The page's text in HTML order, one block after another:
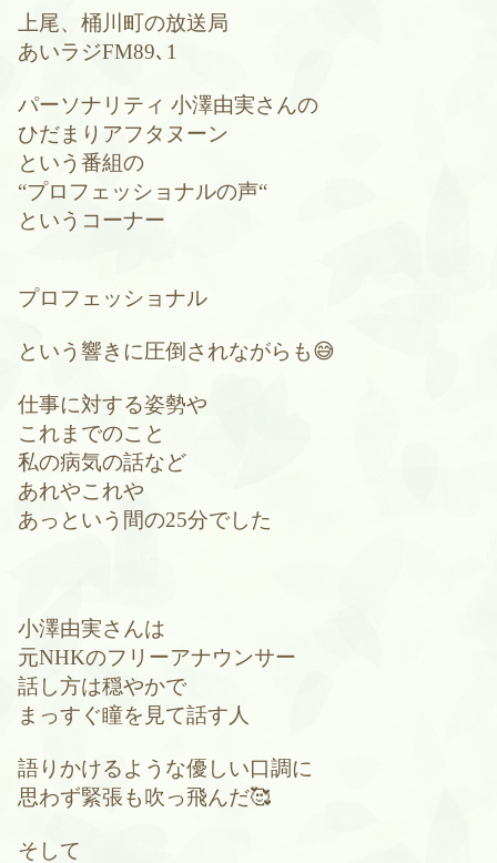
上尾、桶川町の放送局
あいラジFM89､1
パーソナリティ 小澤由実さんの
ひだまりアフタヌーン
という番組の
“プロフェッショナルの声“
というコーナー
プロフェッショナル
という響きに圧倒されながらも😅
仕事に対する姿勢や
これまでのこと
私の病気の話など
あれやこれや
あっという間の25分でした
小澤由実さんは
元NHKのフリーアナウンサー
話し方は穏やかで
まっすぐ瞳を見て話す人
語りかけるような優しい口調に
思わず緊張も吹っ飛んだ🥰
そして